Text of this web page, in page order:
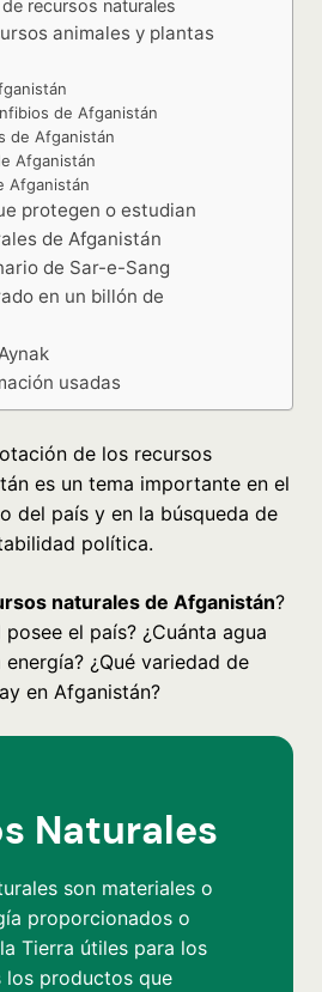
recursos naturales
animales y plantas
de Afganistán
de Afganistán
Afganistán
Afganistán
protegen o estudian
de Afganistán
de Sar-e-Sang
en un billón de
usadas
de los recursos
es un tema importante en el
del país y en la búsqueda de
política.
naturales de Afganistán?
el país? ¿Cuánta agua
¿Qué variedad de
en Afganistán?
Naturales
son materiales o
proporcionados o
Tierra útiles para los
los productos que